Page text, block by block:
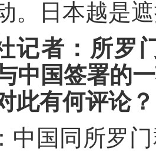
。日本越是
记者：所罗
中国签署的
此有何评论？
中国同所罗